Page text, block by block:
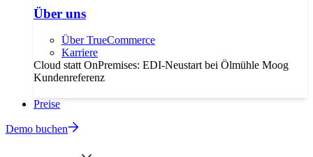
Über uns
Über TrueCommerce
Karriere
Cloud statt OnPremises: EDI-Neustart bei Ölmühle Moog
Kundenreferenz
Preise
Demo buchen